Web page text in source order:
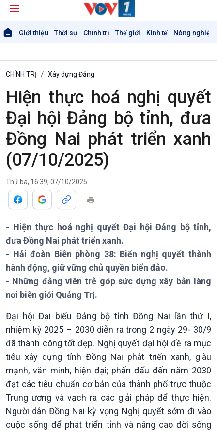
Giới thiệu Thời sự Chính trị Thế giới Kinh tế Nông nghiệp
Giới thiệu
Thời sự
Theo dòng Thời sự
Chính trị
Tin Chính trị
Chính phủ với người dân
Quốc hội với cử tri
Xây dựng đảng
Đảng trong cuộc sống
Nhận diện sự thật
Pháp luật và đời sống
Thế giới
Vấn đề quốc tế
Hồ sơ sự kiện quốc tế
Thế giới & Việt Nam
Biên cương - Một dải vững
bền
Kinh tế
Nông nghiệp & Biển đảo
CHÍNH TRỊ Xây dựng Đảng
Hiện thực hoá nghị quyết
Đại hội Đảng bộ tỉnh, đưa
Đồng Nai phát triển xanh
(07/10/2025)
Thứ ba, 16:39, 07/10/2025
- Hiện thực hoá nghị quyết Đại hội Đảng bộ tỉnh,
đưa Đồng Nai phát triển xanh.
- Hải đoàn Biên phòng 38: Biến nghị quyết thành
hành động, giữ vững chủ quyền biển đảo.
- Những đảng viên trẻ góp sức dựng xây bản làng
nơi biên giới Quảng Trị.
Đại hội Đại biểu Đảng bộ tỉnh Đồng Nai lần thứ I,
nhiệm kỳ 2025 – 2030 diễn ra trong 2 ngày 29- 30/9
đã thành công tốt đẹp. Nghị quyết đại hội đề ra mục
tiêu xây dựng tỉnh Đồng Nai phát triển xanh, giàu
mạnh, văn minh, hiện đại; phấn đấu đến năm 2030
đạt các tiêu chuẩn cơ bản của thành phố trực thuộc
Trung ương và vạch ra các giải pháp để thực hiện.
Người dân Đồng Nai kỳ vọng Nghị quyết sớm đi vào
cuộc sống để phát triển tỉnh và nâng cao đời sống